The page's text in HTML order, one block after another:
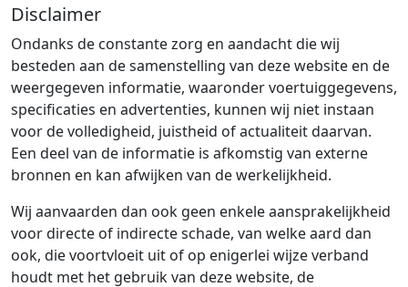
Disclaimer
Ondanks de constante zorg en aandacht die wij
besteden aan de samenstelling van deze website en de
weergegeven informatie, waaronder voertuiggegevens,
specificaties en advertenties, kunnen wij niet instaan
voor de volledigheid, juistheid of actualiteit daarvan.
Een deel van de informatie is afkomstig van externe
bronnen en kan afwijken van de werkelijkheid.
Wij aanvaarden dan ook geen enkele aansprakelijkheid
voor directe of indirecte schade, van welke aard dan
ook, die voortvloeit uit of op enigerlei wijze verband
houdt met het gebruik van deze website, de